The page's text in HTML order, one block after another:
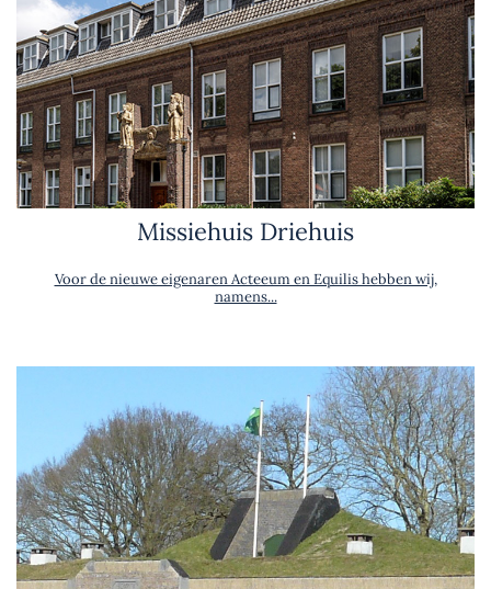
Missiehuis Driehuis
Voor de nieuwe eigenaren Acteeum en Equilis hebben wij,
namens...